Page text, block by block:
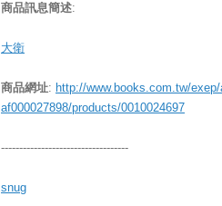
商品訊息簡述:
大衛
商品網址: http://www.books.com.tw/
af000027898/products/0010024697
-----------------------------------
snug